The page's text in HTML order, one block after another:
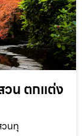
วน ตกแต่ง
นทุ